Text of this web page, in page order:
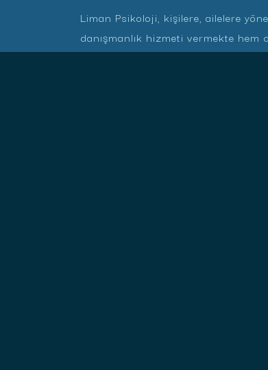
Liman Psikoloji, kişilere, ailelere
danışmanlık hizmeti vermekte hem
kurumlara yönelik çözümler